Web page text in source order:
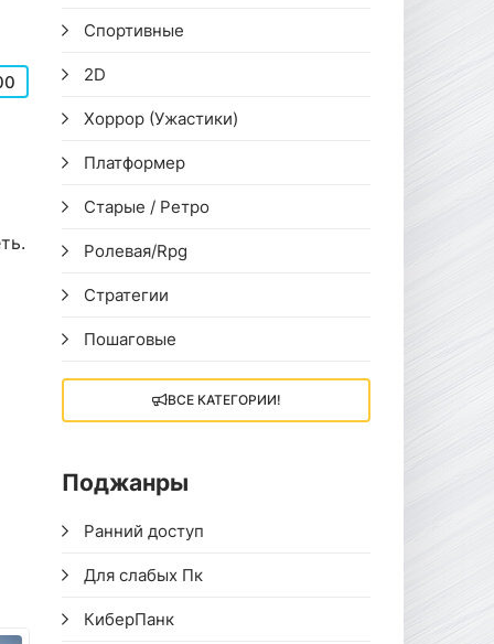
Спортивные
2D
Хоррор (Ужастики)
Платформер
Старые / Ретро
Ролевая/Rpg
Стратегии
Пошаговые
ВСЕ КАТЕГОРИИ!
Поджанры
Ранний доступ
Для слабых Пк
КиберПанк